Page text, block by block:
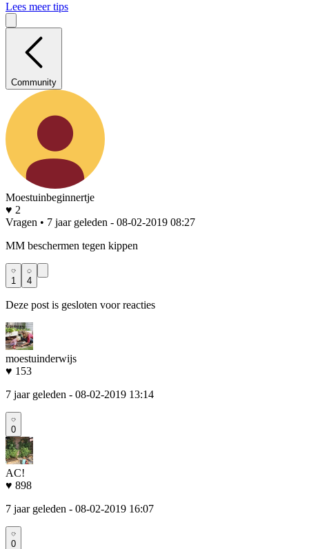
Lees meer tips
Community
Moestuinbeginnertje
♥ 2
Vragen • 7 jaar geleden - 08-02-2019 08:27
MM beschermen tegen kippen
1 4
Deze post is gesloten voor reacties
moestuinderwijs
♥ 153
7 jaar geleden - 08-02-2019 13:14
0
AC!
♥ 898
7 jaar geleden - 08-02-2019 16:07
0